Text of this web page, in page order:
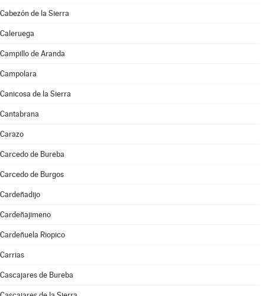
Cabezón de la Sierra
Caleruega
Campillo de Aranda
Campolara
Canicosa de la Sierra
Cantabrana
Carazo
Carcedo de Bureba
Carcedo de Burgos
Cardeñadijo
Cardeñajimeno
Cardeñuela Riopico
Carrias
Cascajares de Bureba